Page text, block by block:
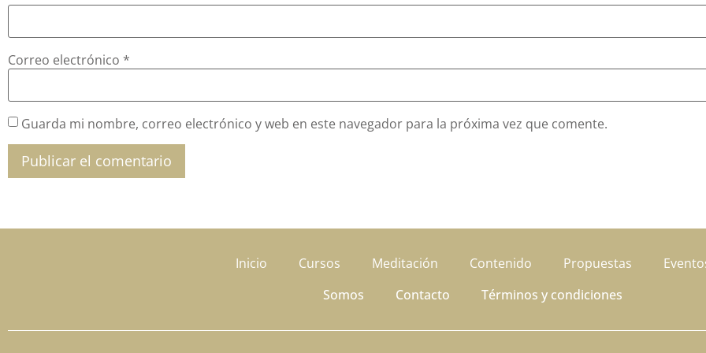
Correo electrónico *
Guarda mi nombre, correo electrónico y web en este navegador para la próxima vez que comente.
Inicio Cursos Meditación Contenido Propuestas
Somos
Contacto Términos y condiciones